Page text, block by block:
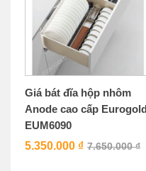
Giá bát đĩa hộp nhôm
Anode cao cấp Eurogold
EUM6090
5.350.000 ₫ 7.650.000₫